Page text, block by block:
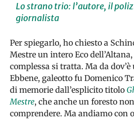
Lo strano trio: l’autore, il
giornalista
Per spiegarlo, ho chiesto a
Mestre un intero Eco
complessa si tratta. Ma da dov’è
Ebbene, galeotto fu Domenico
di memorie dall’esplicito titolo
Mestre, che anche un foresto
comprendere. Ma andiamo con